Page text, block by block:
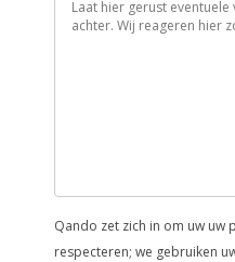
Qando zet zich in om uw uw
respecteren; we gebruiken